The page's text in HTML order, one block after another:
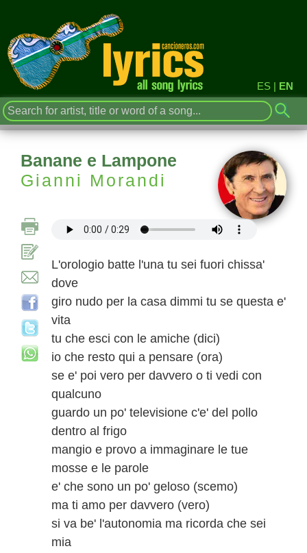
ES | EN
Banane e Lampone
Gianni Morandi
L'orologio batte l'una tu sei fuori chissa'
dove
giro nudo per la casa dimmi tu se questa e'
vita
tu che esci con le amiche (dici)
io che resto qui a pensare (ora)
se e' poi vero per davvero o ti vedi con
qualcuno
guardo un po' televisione c'e' del pollo
dentro al frigo
mangio e provo a immaginare le tue
mosse e le parole
e' che sono un po' geloso (scemo)
ma ti amo per davvero (vero)
si va be' l'autonomia ma ricorda che sei
mia